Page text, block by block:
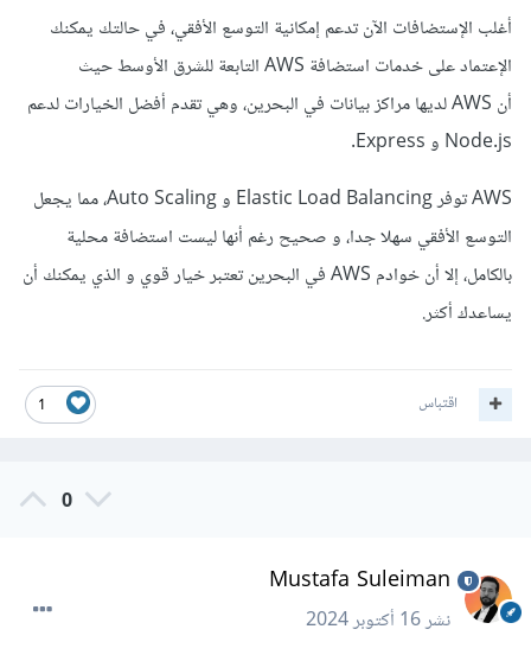
أغلب الإستضافات الآن تدعم إمكانية التوسع الأفقي، في حالتك يمكنك
الإعتماد على خدمات استضافة AWS التابعة للشرق الأوسط حيث
أن AWS لديها مراكز بيانات في البحرين، وهي تقدم أفضل الخيارات لدعم
Node.js و Express.
AWS توفر Elastic Load Balancing و Auto Scaling، مما يجعل
التوسع الأفقي سهلا جدا، و صحيح رغم أنها ليست استضافة محلية
بالكامل، إلا أن خوادم AWS في البحرين تعتبر خيار قوي و الذي يمكنك أن
يساعدك أكثر.
1 اقتباس
0
Mustafa Suleiman
نشر16 أكتوبر 2024